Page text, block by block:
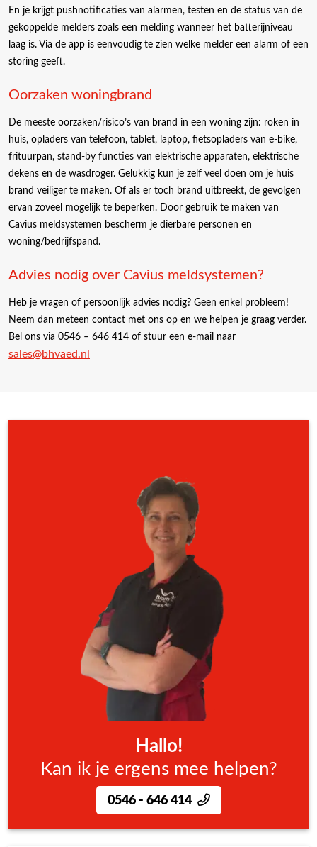
En je krijgt pushnotificaties van alarmen, testen en de status van de
gekoppelde melders zoals een melding wanneer het batterijniveau
laag is. Via de app is eenvoudig te zien welke melder een alarm of een
storing geeft.
Oorzaken woningbrand
De meeste oorzaken/risico’s van brand in een woning zijn: roken in
huis, opladers van telefoon, tablet, laptop, fietsopladers van e-bike,
frituurpan, stand-by functies van elektrische apparaten, elektrische
dekens en de wasdroger. Gelukkig kun je zelf veel doen om je huis
brand­ veiliger te maken. Of als er toch brand uitbreekt, de gevolgen
ervan zoveel mogelijk te beperken. Door gebruik te maken van
Cavius meldsystemen bescherm je dierbare personen en
woning/bedrijfspand.
Advies nodig over Cavius meldsystemen?
Heb je vragen of persoonlijk advies nodig? Geen enkel probleem!
Neem dan meteen contact met ons op en we helpen je graag verder.
Bel ons via 0546 – 646 414 of stuur een e-mail naar
sales@bhvaed.nl
Hallo!
Kan ik je ergens mee helpen?
0546 - 646 414